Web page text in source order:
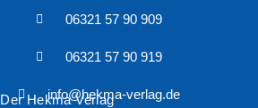
06321 57 90 909
06321 57 90 919
info@hekma-verlag.de
Der Hekma Verlag